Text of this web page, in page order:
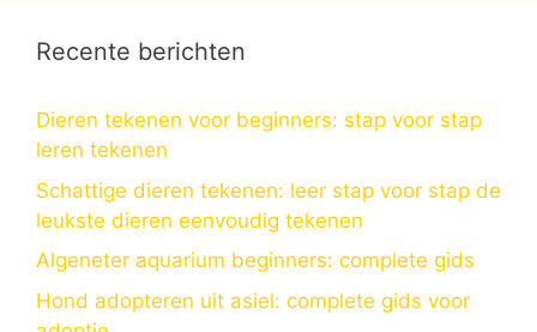
Recente berichten
Dieren tekenen voor beginners: stap voor stap
leren tekenen
Schattige dieren tekenen: leer stap voor stap de
leukste dieren eenvoudig tekenen
Algeneter aquarium beginners: complete gids
Hond adopteren uit asiel: complete gids voor